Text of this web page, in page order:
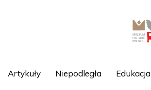
Artykuły Niepodległa Edukacja